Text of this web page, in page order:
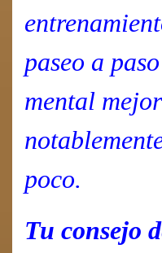
paseo a
mental
poco.
Tu consejo